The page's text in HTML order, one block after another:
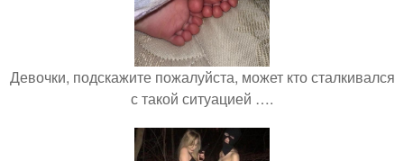
Девочки, подскажите пожалуйста, может кто сталкивался
с такой ситуацией ….